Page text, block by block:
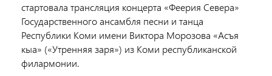
стартовала трансляция концерта «Феерия Севера»
Государственного ансамбля песни и танца
Республики Коми имени Виктора Морозова «Асъя
кыа» («Утренняя заря») из Коми республиканской
филармонии.